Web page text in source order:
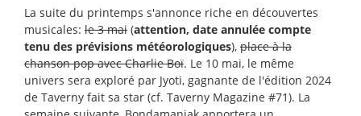
La suite du printemps s'annonce riche en découvertes
musicales: le 3 mai (attention, date annulée compte
tenu des prévisions météorologiques), place à la
chanson pop avec Charlie Boï. Le 10 mai, le même
univers sera exploré par Jyoti, gagnante de l'édition 2024
de Taverny fait sa star (cf. Taverny Magazine #71). La